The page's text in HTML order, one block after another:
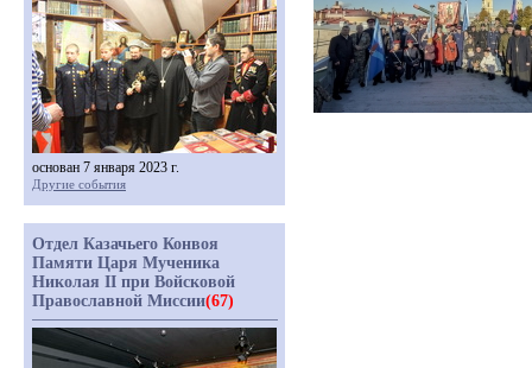
основан 7 января 2023 г.
Другие события
Отдел Казачьего Конвоя
Памяти Царя Мученика
Николая II при Войсковой
Православной Миссии(67)